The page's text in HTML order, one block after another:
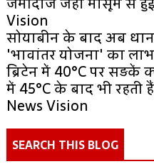
Vision
सोयाबीन के बाद अब
'भावांतर योजना' का लाभ
ब्रिटेन में 40°C पर सड़कें
में 45°C के बाद भी रहती
News Vision
SEARCH THIS BLOG